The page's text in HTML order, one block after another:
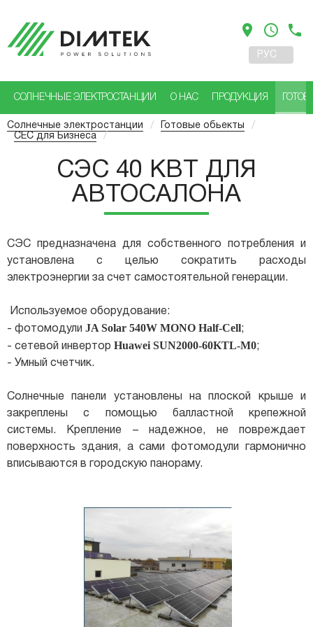
location_on access_time phone
РУС
СОЛНЕЧНЫЕ ЭЛЕКТРОСТАНЦИИ О НАС ПРОДУКЦИЯ
Солнечные электростанции / Готовые обьекты /
СЕС для Бизнеса /
СЭС 40 КВТ ДЛЯ
АВТОСАЛОНА
СЭС предназначена для собственного потребления и
установлена ​​с целью сократить расходы
электроэнергии за счет самостоятельной генерации.
Используемое оборудование:
- фотомодули JA Solar 540W MONO Half-Cell;
- сетевой инвертор Huawei SUN2000-60KTL-M0;
- Умный счетчик.
Солнечные панели установлены на плоской крыше и
закреплены с помощью балластной крепежной
системы. Крепление – надежное, не повреждает
поверхность здания, а сами фотомодули гармонично
вписываются в городскую панораму.